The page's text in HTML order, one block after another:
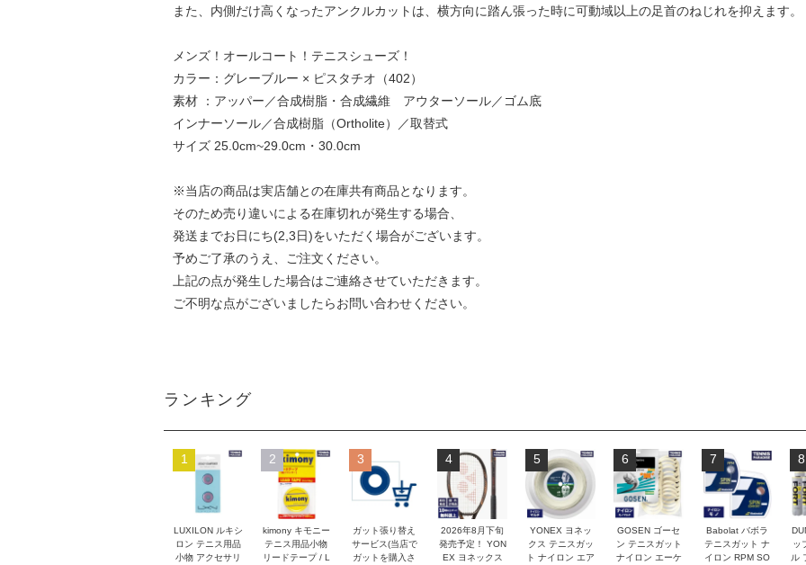
また、内側だけ高くなったアンクルカットは、横方向に踏ん張った時に可動域以上の足首のねじれを抑えます。
メンズ！オールコート！テニスシューズ！
カラー：グレーブルー × ピスタチオ（402）
素材 ：アッパー／合成樹脂・合成繊維 アウターソール／ゴム底
インナーソール／合成樹脂（Ortholite）／取替式
サイズ 25.0cm~29.0cm・30.0cm
※当店の商品は実店舗との在庫共有商品となります。
そのため売り違いによる在庫切れが発生する場合、
発送までお日にち(2,3日)をいただく場合がございます。
予めご了承のうえ、ご注文ください。
上記の点が発生した場合はご連絡させていただきます。
ご不明な点がございましたらお問い合わせください。
ランキング
1
LUXILON ルキシ
ロン テニス用品
小物 アクセサリ
2
kimony キモニー
テニス用品小物
リードテープ / L
3
ガット張り替え
サービス(当店で
ガットを購入さ
4
2026年8月下旬
発売予定！ YON
EX ヨネックス
5
YONEX ヨネッ
クス テニスガッ
ト ナイロン エア
6
GOSEN ゴーセ
ン テニスガット
ナイロン エーケ
7
Babolat バボラ
テニスガット ナ
イロン RPM SO
8
ッ
ル